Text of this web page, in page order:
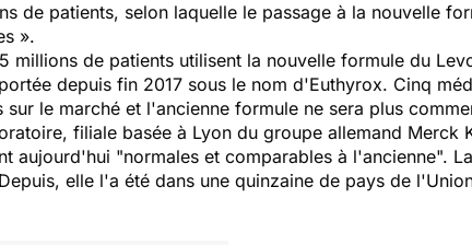
de patients, selon laquelle le passage à la nouvelle
».
millions de patients utilisent la nouvelle formule du
depuis fin 2017 sous le nom d'Euthyrox. Cinq
sur le marché et l'ancienne formule ne sera plus
filiale basée à Lyon du groupe allemand Merck
aujourd'hui "normales et comparables à l'ancienne".
elle l'a été dans une quinzaine de pays de